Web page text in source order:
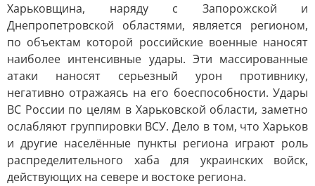
Харьковщина, наряду с Запорожской и
Днепропетровской областями, является регионом,
по объектам которой российские военные наносят
наиболее интенсивные удары. Эти массированные
атаки наносят серьезный урон противнику,
негативно отражаясь на его боеспособности. Удары
ВС России по целям в Харьковской области, заметно
ослабляют группировки ВСУ. Дело в том, что Харьков
и другие населённые пункты региона играют роль
распределительного хаба для украинских войск,
действующих на севере и востоке региона.